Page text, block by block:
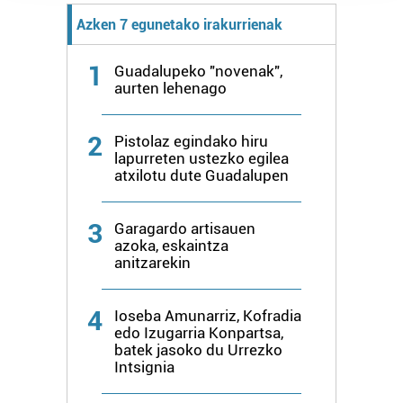
prozesatzen ditugu, zure IP zenbakia, besteak beste,
teknologia erabiliz, cookieak adibidez, iragarki eta eduki
neurtzeko, jendeari buruzko informazioa biltzeko eta
produktuak garatzeko. Zure datuak nork eta zertarako
erabiltzen dituen hauta dezakezu.
Bazkide batzuek ez dizute baimenik eskatzen, eta beren
interes komertzial legitimoetan babesten dira. Ikusi gure
bazkideen zerrenda, beren ustez zein helburutarako
duten interes legitimoa eta horren aurka nola egin
dezakezun ikusteko.
Lortu zure datu pertsonalak prozesatzeko moduari
buruzko informazio gehiago eta ezarri zure lehentasunak
datuen atalean. Edozein unetan alda edo ken dezakezu
zure baimena Cookieen adierazpenean.
Webgune honek cookie propioak eta hirugarrenen cookie-
Azken 7 egunetako irakurrienak
1
Guadalupeko "novenak",
aurten lehenago
2
Pistolaz egindako hiru
lapurreten ustezko egilea
atxilotu dute Guadalupen
3
Garagardo artisauen
azoka, eskaintza
anitzarekin
4
Ioseba Amunarriz, Kofradia
edo Izugarria Konpartsa,
batek jasoko du Urrezko
Intsignia